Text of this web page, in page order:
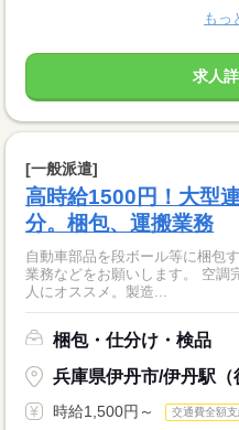
もっ
求人
[一般派遣]
高時給1500円！大型
分。梱包、運搬業務
自動車部品を段ボール等に梱包
業務などをお願いします。 空調
人にオススメ。製造...
梱包・仕分け・検品
兵庫県伊丹市/伊丹駅（
時給1,500円～ 交通費全額